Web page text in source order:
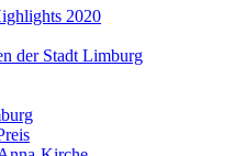
2020
der Stadt Limburg